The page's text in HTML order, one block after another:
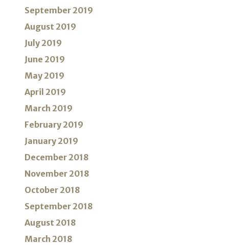
September 2019
August 2019
July 2019
June 2019
May 2019
April 2019
March 2019
February 2019
January 2019
December 2018
November 2018
October 2018
September 2018
August 2018
March 2018